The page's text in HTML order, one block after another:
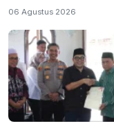
06 Agustus 2026